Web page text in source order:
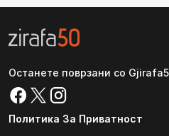
Останете поврзани со
Политика За Приватност